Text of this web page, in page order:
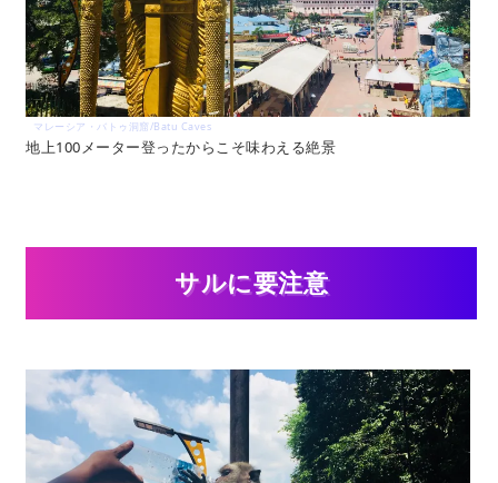
マレーシア・バトゥ洞窟/Batu Caves
地上100メーター登ったからこそ味わえる絶景
サルに要注意